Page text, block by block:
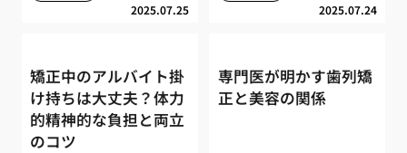
2025.07.25 2025.07.24
矯正中のアルバイト掛
け持ちは大丈夫？体力
的精神的な負担と両立
のコツ
専門医が明かす歯列矯
正と美容の関係